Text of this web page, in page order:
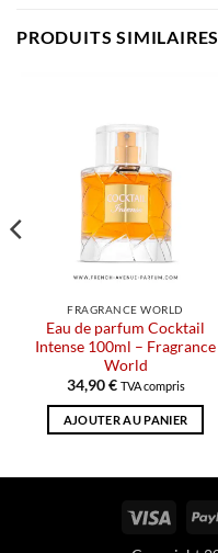
PRODUITS SIMILAIRES
FRAGRANCE WORLD
Eau de parfum Cocktail
Intense 100ml – Fragrance
World
34,90€ TVA compris
AJOUTER AU PANIER
Visa